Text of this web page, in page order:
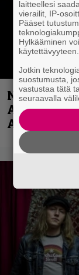
Näin lähtee
Accept –
Anthrax- ja
laitteellesi
vierailit, IP-
Pääset
Hylkääminen
käytettävyyteen.
Jotkin
suostumusta,
vastustaa tätä
seuraavalla